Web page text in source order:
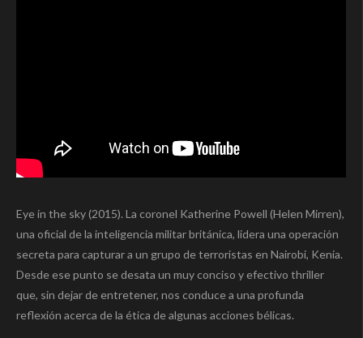
Eye in the sky (2015). La coronel Katherine Powell (Helen Mirren),
una oficial de la inteligencia militar británica, lidera una operación
secreta para capturar a un grupo de terroristas en Nairobi, Kenia.
Desde ese punto se desata un muy conciso y efectivo thriller
que, sin dejar de entretener, nos conduce a una profunda
reflexión acerca de la ética de algunas acciones bélicas.